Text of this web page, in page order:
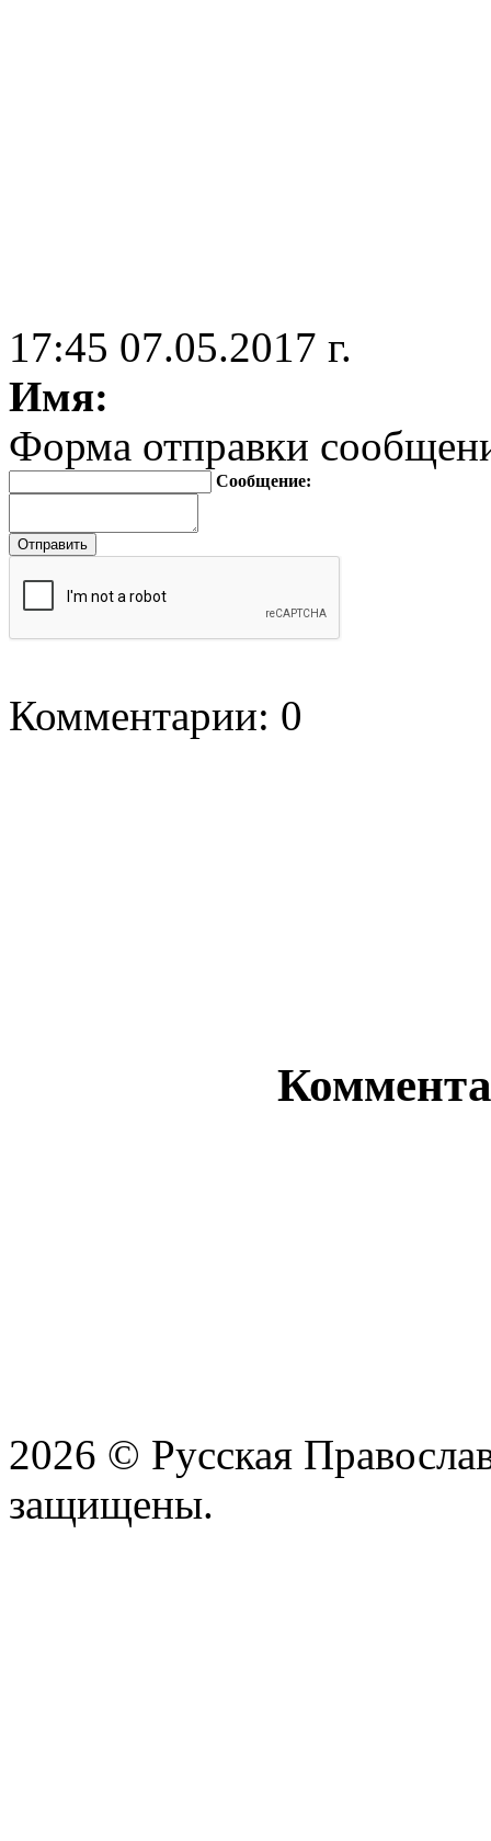
17:45 07.05.2017 г.
Имя:
Форма отправки
Сообщение:
Комментарии: 0
2026 © Русская
защищены.